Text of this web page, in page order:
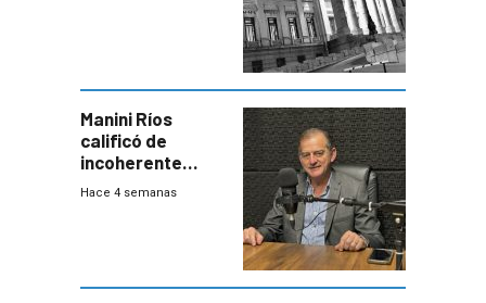
Manini Ríos
calificó de
incoherente
decisión de
Hace 4 semanas